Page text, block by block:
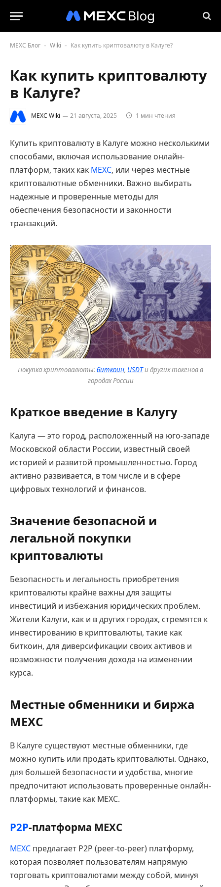
MEXC Блог - Wiki - Как купить криптовалюту в Калуге?
Как купить криптовалюту
в Калуге?
MEXC Wiki 21 августа, 2025 1 мин чтения
Купить криптовалюту в Калуге можно несколькими
способами, включая использование онлайн-
платформ, таких как MEXC, или через местные
криптовалютные обменники. Важно выбирать
надежные и проверенные методы для
обеспечения безопасности и законности
транзакций.
Покупка криптовалюты:биткоин, USDTи других токенов в
городах России
Краткое введение в Калугу
Калуга — это город, расположенный на юго-западе
Московской области России, известный своей
историей и развитой промышленностью. Город
активно развивается, в том числе и в сфере
цифровых технологий и финансов.
Значение безопасной и
легальной покупки
криптовалюты
Безопасность и легальность приобретения
криптовалюты крайне важны для защиты
инвестиций и избежания юридических проблем.
Жители Калуги, как и в других городах, стремятся к
инвестированию в криптовалюты, такие как
биткоин, для диверсификации своих активов и
возможности получения дохода на изменении
курса.
Местные обменники и биржа
MEXC
В Калуге существуют местные обменники, где
можно купить или продать криптовалюты. Однако,
для большей безопасности и удобства, многие
предпочитают использовать проверенные онлайн-
платформы, такие как MEXC.
P2P-платформа MEXC
MEXC предлагает P2P (peer-to-peer) платформу,
которая позволяет пользователям напрямую
торговать криптовалютами между собой, минуя